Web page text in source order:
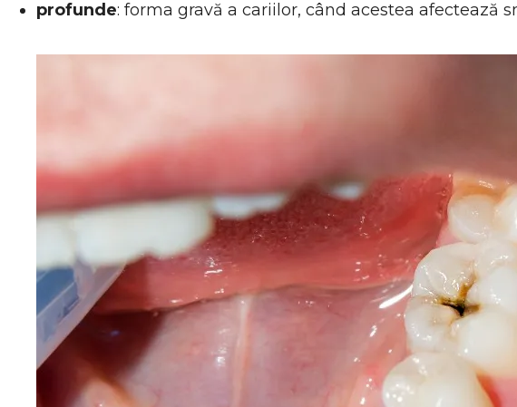
profunde: forma gravă a cariilor, când acestea afectează